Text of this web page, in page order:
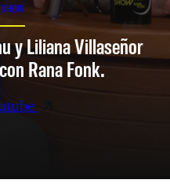
y Liliana Villaseñor
Rana Fonk.